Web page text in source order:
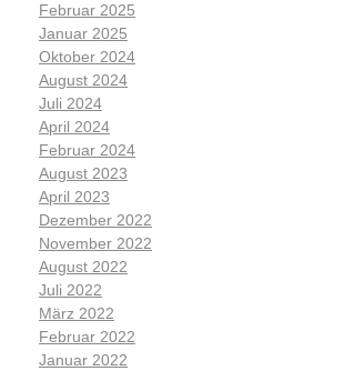
Februar 2025
Januar 2025
Oktober 2024
August 2024
Juli 2024
April 2024
Februar 2024
August 2023
April 2023
Dezember 2022
November 2022
August 2022
Juli 2022
März 2022
Februar 2022
Januar 2022